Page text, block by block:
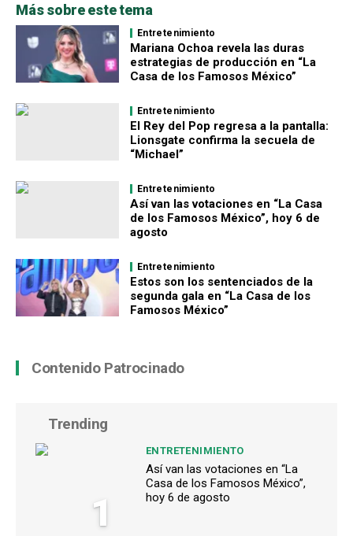
Más sobre este tema
Entretenimiento
Mariana Ochoa revela las duras
estrategias de producción en “La
Casa de los Famosos México”
Entretenimiento
El Rey del Pop regresa a la pantalla:
Lionsgate confirma la secuela de
“Michael”
Entretenimiento
Así van las votaciones en “La Casa
de los Famosos México”, hoy 6 de
agosto
Entretenimiento
Estos son los sentenciados de la
segunda gala en “La Casa de los
Famosos México”
Contenido Patrocinado
Trending
1
ENTRETENIMIENTO
Así van las votaciones en “La
Casa de los Famosos México”,
hoy 6 de agosto